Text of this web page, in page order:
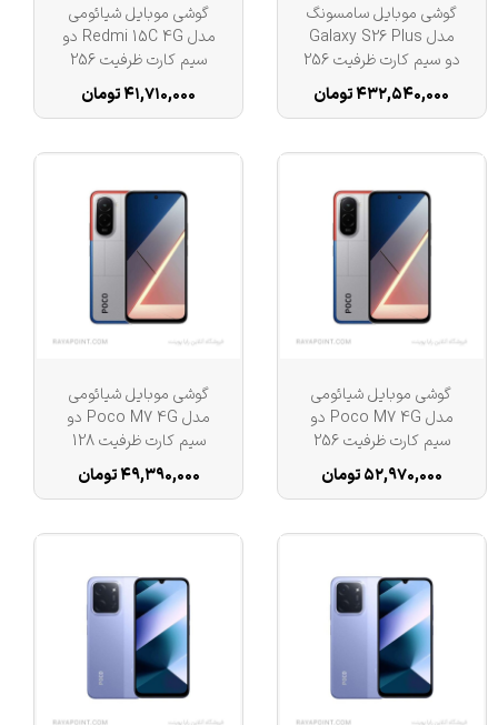
گوشی موبایل سامسونگ
مدل Galaxy S26 Plus
دو سیم کارت ظرفیت 256
گیگابایت
۴۳۲,۵۴۰,۰۰۰ تومان
گوشی موبایل شیائومی
مدل Redmi 15C 4G دو
سیم کارت ظرفیت 256
گیگابایت و رم 8 گیگابایت
۴۱,۷۱۰,۰۰۰ تومان
گوشی موبایل شیائومی
مدل Poco M7 4G دو
سیم کارت ظرفیت 256
گیگابایت و رم 8 گیگابایت
۵۲,۹۷۰,۰۰۰ تومان
گوشی موبایل شیائومی
مدل Poco M7 4G دو
سیم کارت ظرفیت 128
گیگابایت و رم 6 گیگابایت
۴۹,۳۹۰,۰۰۰ تومان